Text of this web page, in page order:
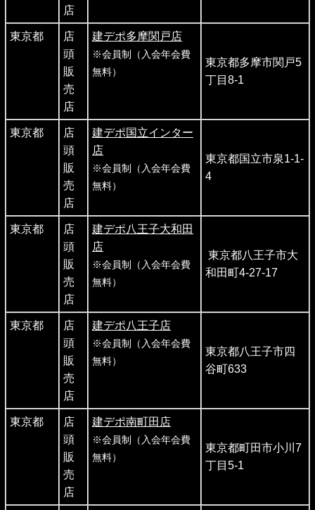
店
東京都
店
頭
販
売
店
建デポ多摩関戸店
※会員制（入会年会費
無料）
東京都多摩市関戸5
丁目8-1
東京都
店
頭
販
売
店
建デポ国立インター
店
※会員制（入会年会費
無料）
東京都国立市泉1-1-
4
東京都
店
頭
販
売
店
建デポ八王子大和田
店
※会員制（入会年会費
無料）
東京都八王子市大
和田町4-27-17
東京都
店
頭
販
売
店
建デポ八王子店
※会員制（入会年会費
無料）
東京都八王子市四
谷町633
東京都
店
頭
販
売
店
建デポ南町田店
※会員制（入会年会費
無料）
東京都町田市小川7
丁目5-1